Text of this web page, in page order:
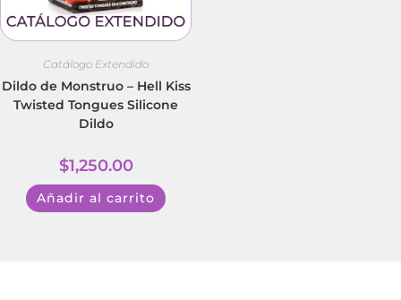
Catálogo Extendido
Dildo de Monstruo – Hell Kiss
Twisted Tongues Silicone
Dildo
$1,250.00
Añadir al carrito